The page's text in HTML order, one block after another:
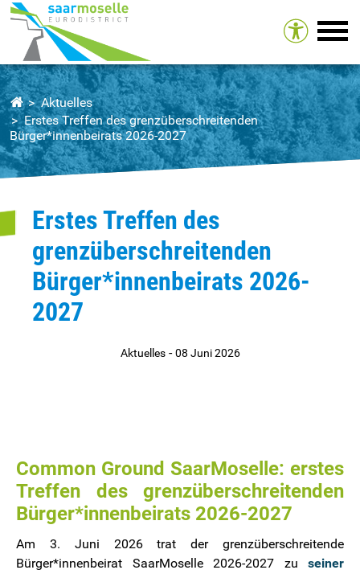
Aktuelles
Erstes Treffen des grenzüberschreitenden
Bürger*innenbeirats 2026-2027
Erstes Treffen des
grenzüberschreitenden
Bürger*innenbeirats 2026-
2027
Aktuelles-08 Juni 2026
Common Ground SaarMoselle: erstes
Treffen des grenzüberschreitenden
Bürger*innenbeirats 2026-2027
Am 3. Juni 2026 trat der grenzüberschreitende
Bürger*innenbeirat SaarMoselle 2026-2027 zu seiner